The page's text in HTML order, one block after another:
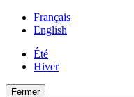
Français
English
Été
Hiver
Fermer